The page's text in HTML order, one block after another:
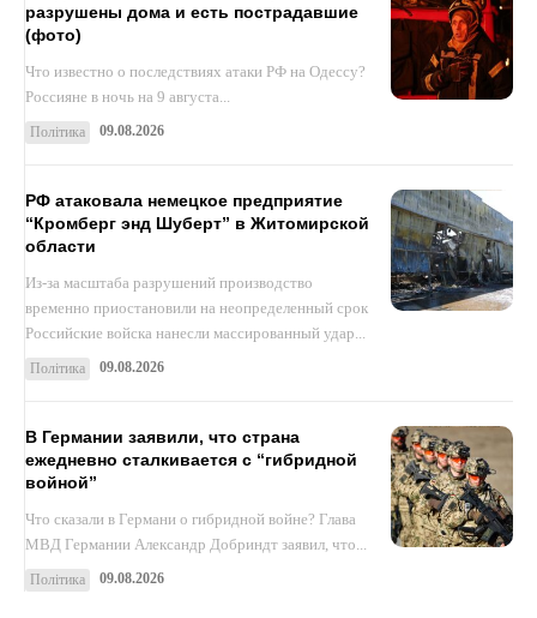
разрушены дома и есть пострадавшие
(фото)
Что известно о последствиях атаки РФ на Одессу?
Россияне в ночь на 9 августа...
Політика 09.08.2026
РФ атаковала немецкое предприятие
“Кромберг энд Шуберт” в Житомирской
области
Из-за масштаба разрушений производство
временно приостановили на неопределенный срок
Российские войска нанесли массированный удар...
Політика 09.08.2026
В Германии заявили, что страна
ежедневно сталкивается с “гибридной
войной”
Что сказали в Германи о гибридной войне? Глава
МВД Германии Александр Добриндт заявил, что...
Політика 09.08.2026